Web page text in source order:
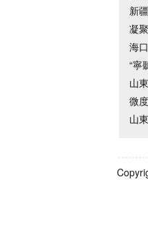
新
凝
海
“寧
山
微
山